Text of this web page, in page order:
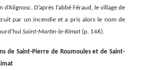
D’après l’abbé Féraud, le village de
par un incendie et a pris alors le nom de
Saint-Martin-le-Rimat (p. 146).
de Saint-Pierre de Roumoules et de Saint-